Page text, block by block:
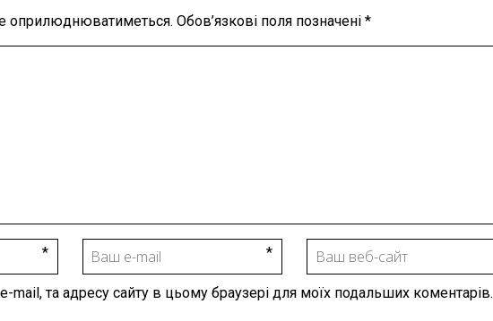
оприлюднюватиметься. Обов’язкові поля позначені *
mail, та адресу сайту в цьому браузері для моїх подальших коментарів.